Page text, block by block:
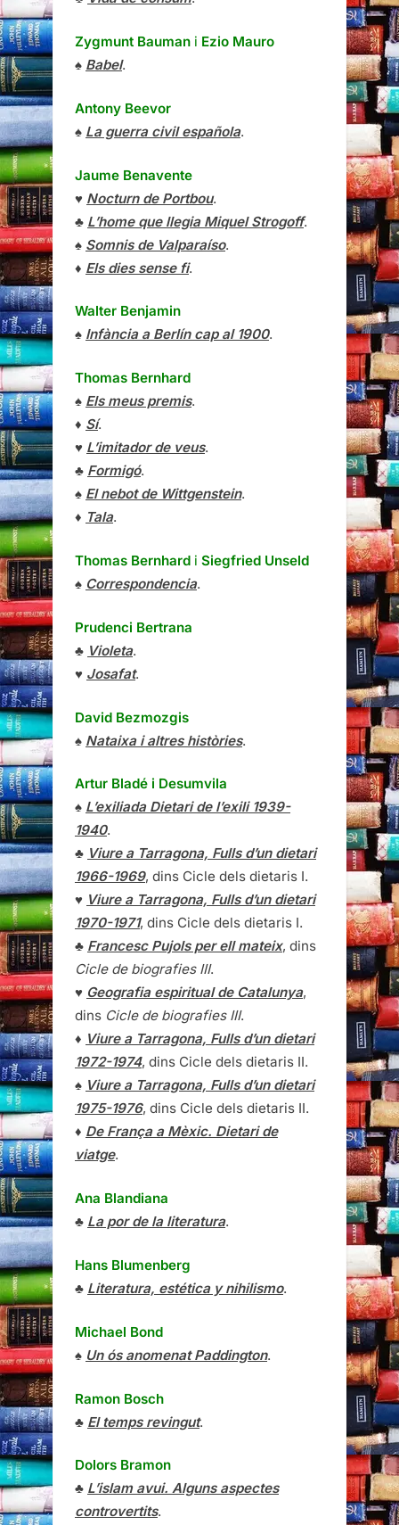
Zygmunt Bauman i Ezio Mauro
♠ Babel.
Antony Beevor
♠ La guerra civil española.
Jaume Benavente
♥ Nocturn de Portbou.
♣ L’home que llegia Miquel Strogoff.
♠ Somnis de Valparaíso.
♦ Els dies sense fi.
Walter Benjamin
♠ Infància a Berlín cap al 1900.
Thomas Bernhard
♠ Els meus premis.
♦ Sí.
♥ L’imitador de veus.
♣ Formigó.
♠ El nebot de Wittgenstein.
♦ Tala.
Thomas Bernhard i Siegfried Unseld
♠ Correspondencia.
Prudenci Bertrana
♣ Violeta.
♥ Josafat.
David Bezmozgis
♠ Nataixa i altres històries.
Artur Bladé i Desumvila
♠ L’exiliada Dietari de l’exili 1939-
1940.
♣ Viure a Tarragona, Fulls d’un dietari
1966-1969, dins Cicle dels dietaris I.
♥ Viure a Tarragona, Fulls d’un dietari
1970-1971, dins Cicle dels dietaris I.
♣ Francesc Pujols per ell mateix, dins
Cicle de biografies III.
♥ Geografia espiritual de Catalunya,
dins Cicle de biografies III.
♦ Viure a Tarragona, Fulls d’un dietari
1972-1974, dins Cicle dels dietaris II.
♠ Viure a Tarragona, Fulls d’un dietari
1975-1976, dins Cicle dels dietaris II.
♦ De França a Mèxic. Dietari de
viatge.
Ana Blandiana
♣ La por de la literatura.
Hans Blumenberg
♣ Literatura, estética y nihilismo.
Michael Bond
♠ Un ós anomenat Paddington.
Ramon Bosch
♣ El temps revingut.
Dolors Bramon
♣ L’islam avui. Alguns aspectes
controvertits.